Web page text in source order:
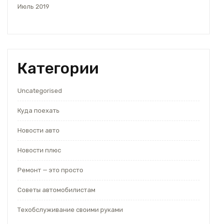
Июль 2019
Категории
Uncategorised
Куда поехать
Новости авто
Новости плюс
Ремонт — это просто
Советы автомобилистам
Техобслуживание своими руками